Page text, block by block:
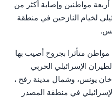
مواطنين وإصابة أكثر من
لخيام النازحين في منطقة
مواطن متأثرا بجروح أصيب بها
الإسرائيلي الحربي
يونس، وشمال مدينة رفح ،
في منطقة المصدر